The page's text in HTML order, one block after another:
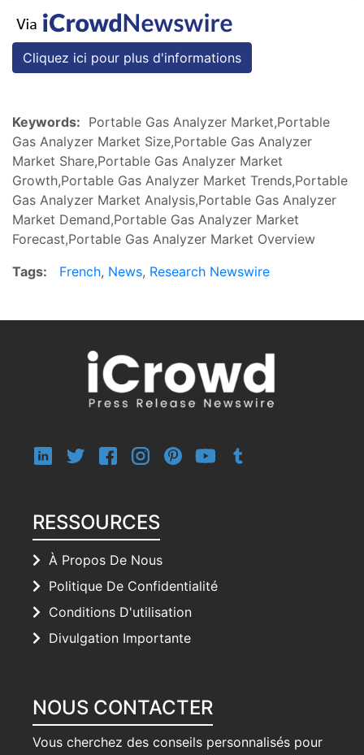
Cliquez ici pour plus d'informations
Keywords: Portable Gas Analyzer Market,Portable
Gas Analyzer Market Size,Portable Gas Analyzer
Market Share,Portable Gas Analyzer Market
Growth,Portable Gas Analyzer Market Trends,Portable
Gas Analyzer Market Analysis,Portable Gas Analyzer
Market Demand,Portable Gas Analyzer Market
Forecast,Portable Gas Analyzer Market Overview
Tags:
French, News, Research Newswire
RESSOURCES
À Propos De Nous
Politique De Confidentialité
Conditions D'utilisation
Divulgation Importante
NOUS CONTACTER
Vous cherchez des conseils personnalisés pour